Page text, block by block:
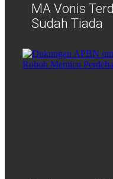
MA Vonis
Sudah Tiada